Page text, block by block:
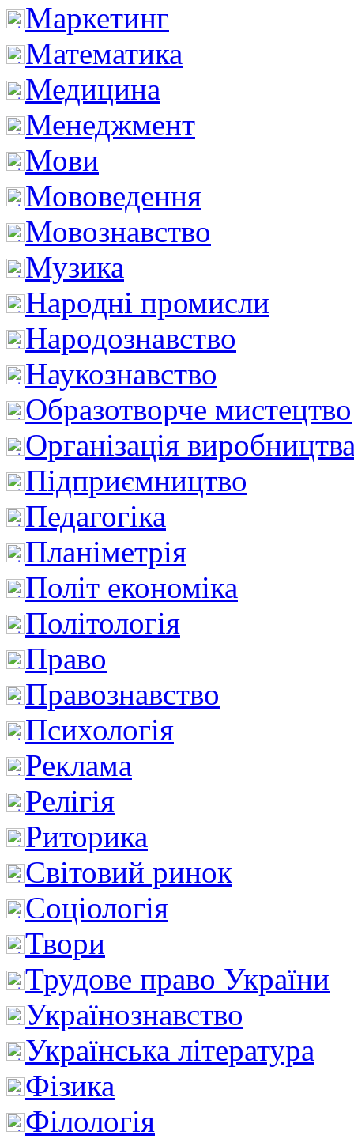
Маркетинг
Математика
Медицина
Менеджмент
Мови
Мововедення
Мовознавство
Музика
Народні промисли
Народознавство
Наукознавство
Образотворче мистецтво
Організація
Підприємництво
Педагогіка
Планіметрія
Політ економіка
Політологія
Право
Правознавство
Психологія
Реклама
Релігія
Риторика
Світовий ринок
Соціологія
Твори
Трудове право України
Українознавство
Українська література
Фізика
Філологія